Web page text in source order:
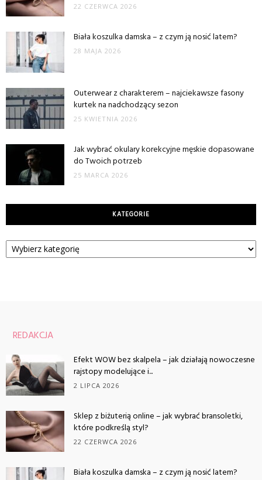
22 CZERWCA 2026
Biała koszulka damska – z czym ją nosić latem?
28 MAJA 2026
Outerwear z charakterem – najciekawsze fasony
kurtek na nadchodzący sezon
25 KWIETNIA 2026
Jak wybrać okulary korekcyjne męskie dopasowane
do Twoich potrzeb
25 MARCA 2026
KATEGORIE
Kategorie
REDAKCJA
Efekt WOW bez skalpela – jak działają nowoczesne
rajstopy modelujące i...
2 LIPCA 2026
Sklep z biżuterią online – jak wybrać bransoletki,
które podkreślą styl?
22 CZERWCA 2026
Biała koszulka damska – z czym ją nosić latem?